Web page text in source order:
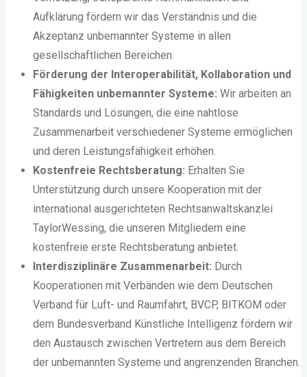
Aufklärung fördern wir das Verständnis und die
Akzeptanz unbemannter Systeme in allen
gesellschaftlichen Bereichen.
Förderung der Interoperabilität, Kollaboration und
Fähigkeiten unbemannter Systeme: Wir arbeiten an
Standards und Lösungen, die eine nahtlose
Zusammenarbeit verschiedener Systeme ermöglichen
und deren Leistungsfähigkeit erhöhen.
Kostenfreie Rechtsberatung: Erhalten Sie
Unterstützung durch unsere Kooperation mit der
international ausgerichteten Rechtsanwaltskanzlei
TaylorWessing, die unseren Mitgliedern eine
kostenfreie erste Rechtsberatung anbietet.
Interdisziplinäre Zusammenarbeit: Durch
Kooperationen mit Verbänden wie dem Deutschen
Verband für Luft- und Raumfahrt, BVCP, BITKOM oder
dem Bundesverband Künstliche Intelligenz fördern wir
den Austausch zwischen Vertretern aus dem Bereich
der unbemannten Systeme und angrenzenden Branchen.